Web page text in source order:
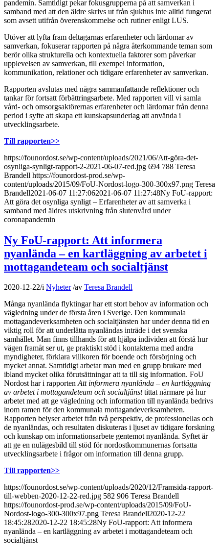
pandemin. Samtidigt pekar fokusgrupperna på att samverkan i
samband med att den äldre skrivs ut från sjukhus inte alltid fungerat
som avsett utifrån överenskommelse och rutiner enligt LUS.
Utöver att lyfta fram deltagarnas erfarenheter och lärdomar av
samverkan, fokuserar rapporten på några återkommande teman som
berör olika strukturella och kontextuella faktorer som påverkar
upplevelsen av samverkan, till exempel information,
kommunikation, relationer och tidigare erfarenheter av samverkan.
Rapporten avslutas med några sammanfattande reflektioner och
tankar för fortsatt förbättringsarbete. Med rapporten vill vi samla
vård- och omsorgsaktörernas erfarenheter och lärdomar från denna
period i syfte att skapa ett kunskapsunderlag att använda i
utvecklingsarbete.
Till rapporten>>
https://founordost.se/wp-content/uploads/2021/06/Att-göra-det-
osynliga-synligt-rapport-2-2021-06-07-red.jpg 694 788 Teresa
Brandell https://founordost-prod.se/wp-
content/uploads/2015/09/FoU-Nordost-logo-300-300x97.png Teresa
Brandell2021-06-07 11:27:062021-06-07 11:27:48Ny FoU-rapport:
Att göra det osynliga synligt – Erfarenheter av att samverka i
samband med äldres utskrivning från slutenvård under
coronapandemin
Ny FoU-rapport: Att informera
nyanlända – en kartläggning av arbetet i
mottagandeteam och socialtjänst
2020-12-22/i Nyheter /av Teresa Brandell
Många nyanlända flyktingar har ett stort behov av information och
vägledning under de första åren i Sverige. Den kommunala
mottagandeverksamheten och socialtjänsten har under denna tid en
viktig roll för att underlätta nyanländas inträde i det svenska
samhället. Man finns tillhands för att hjälpa individen att förstå hur
vägen framåt ser ut, ge praktiskt stöd i kontakterna med andra
myndigheter, förklara villkoren för boende och försörjning och
mycket annat. Samtidigt arbetar man med en grupp brukare med
ibland mycket olika förutsättningar att ta till sig information. FoU
Nordost har i rapportenAtt informera nyanlända – en kartläggning
av arbetet i mottagandeteam och socialtjänsttittat närmare på hur
arbetet med att ge vägledning och information till nyanlända bedrivs
inom ramen för den kommunala mottagandeverksamheten.
Rapporten belyser arbetet från två perspektiv, de professionellas och
de nyanländas, och resultaten diskuteras i ljuset av tidigare forskning
och kunskap om informationsarbete gentemot nyanlända. Syftet är
att ge en nulägesbild till stöd för nordostkommunernas fortsatta
utvecklingsarbete i frågor om information till denna grupp.
Till rapporten>>
https://founordost.se/wp-content/uploads/2020/12/Framsida-rapport-
till-webben-2020-12-22-red.jpg 582 906 Teresa Brandell
https://founordost-prod.se/wp-content/uploads/2015/09/FoU-
Nordost-logo-300-300x97.png Teresa Brandell2020-12-22
18:45:282020-12-22 18:45:28Ny FoU-rapport: Att informera
nyanlända – en kartläggning av arbetet i mottagandeteam och
socialtjänst